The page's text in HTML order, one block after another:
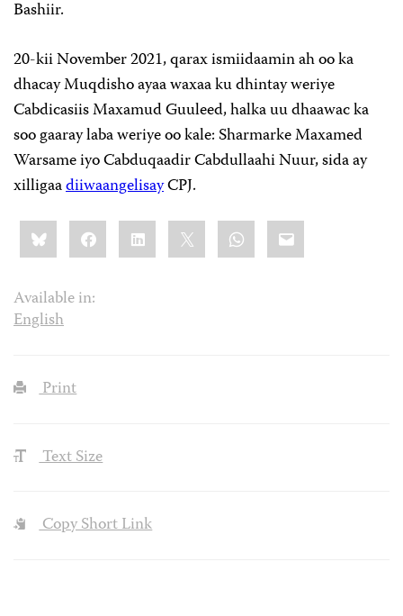
Bashiir.
20-kii November 2021, qarax ismiidaamin ah oo ka
dhacay Muqdisho ayaa waxaa ku dhintay weriye
Cabdicasiis Maxamud Guuleed, halka uu dhaawac ka
soo gaaray laba weriye oo kale: Sharmarke Maxamed
Warsame iyo Cabduqaadir Cabdullaahi Nuur, sida ay
xilligaadiiwaangelisayCPJ.
Share
this:BlueskyFacebookLinkedIn WhatsApp
Email
Available in:
English
Print
Text Size
Copy Short Link